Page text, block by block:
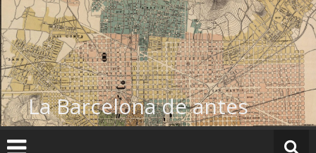
contenido
La Barcelona de antes